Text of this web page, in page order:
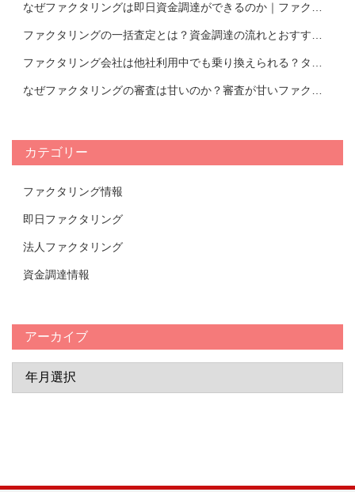
なぜファクタリングは即日資金調達ができるのか｜ファクタリング会社紹介
ファクタリングの一括査定とは？資金調達の流れとおすすめの活用方法を解説｜おすすめのファクタリング会社TOP14比較表
ファクタリング会社は他社利用中でも乗り換えられる？タイミングやメリットについて解説！【おすすめ会社一覧あり】
なぜファクタリングの審査は甘いのか？審査が甘いファクタリング会社の特徴と審査において重要視されるポイントについて解説！
カテゴリー
ファクタリング情報
即日ファクタリング
法人ファクタリング
資金調達情報
アーカイブ